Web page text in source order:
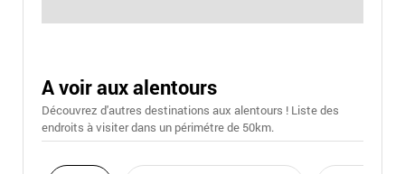
A voir aux alentours
Découvrez d'autres destinations aux alentours ! Liste des
endroits à visiter dans un périmétre de 50km.